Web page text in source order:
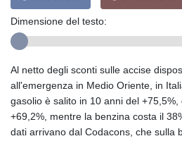
Dimensione del testo:
Al netto degli sconti sulle accise
all'emergenza in Medio Oriente, in
gasolio è salito in 10 anni del
+69,2%, mentre la benzina costa il
dati arrivano dal Codacons, che sulla